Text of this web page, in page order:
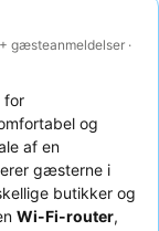
gæsteanmeldelser ·
for
og
af en
gæsterne i
butikker og
Wi-Fi-router,